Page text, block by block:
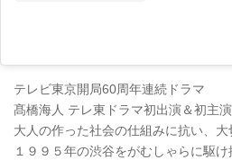
テレビ東京開局60周年連続ドラマ
髙橋海人 テレ東ドラマ初出演＆初主演
大人の作った社会の仕組みに抗い、
１９９５年の渋谷をがむしゃらに駆け